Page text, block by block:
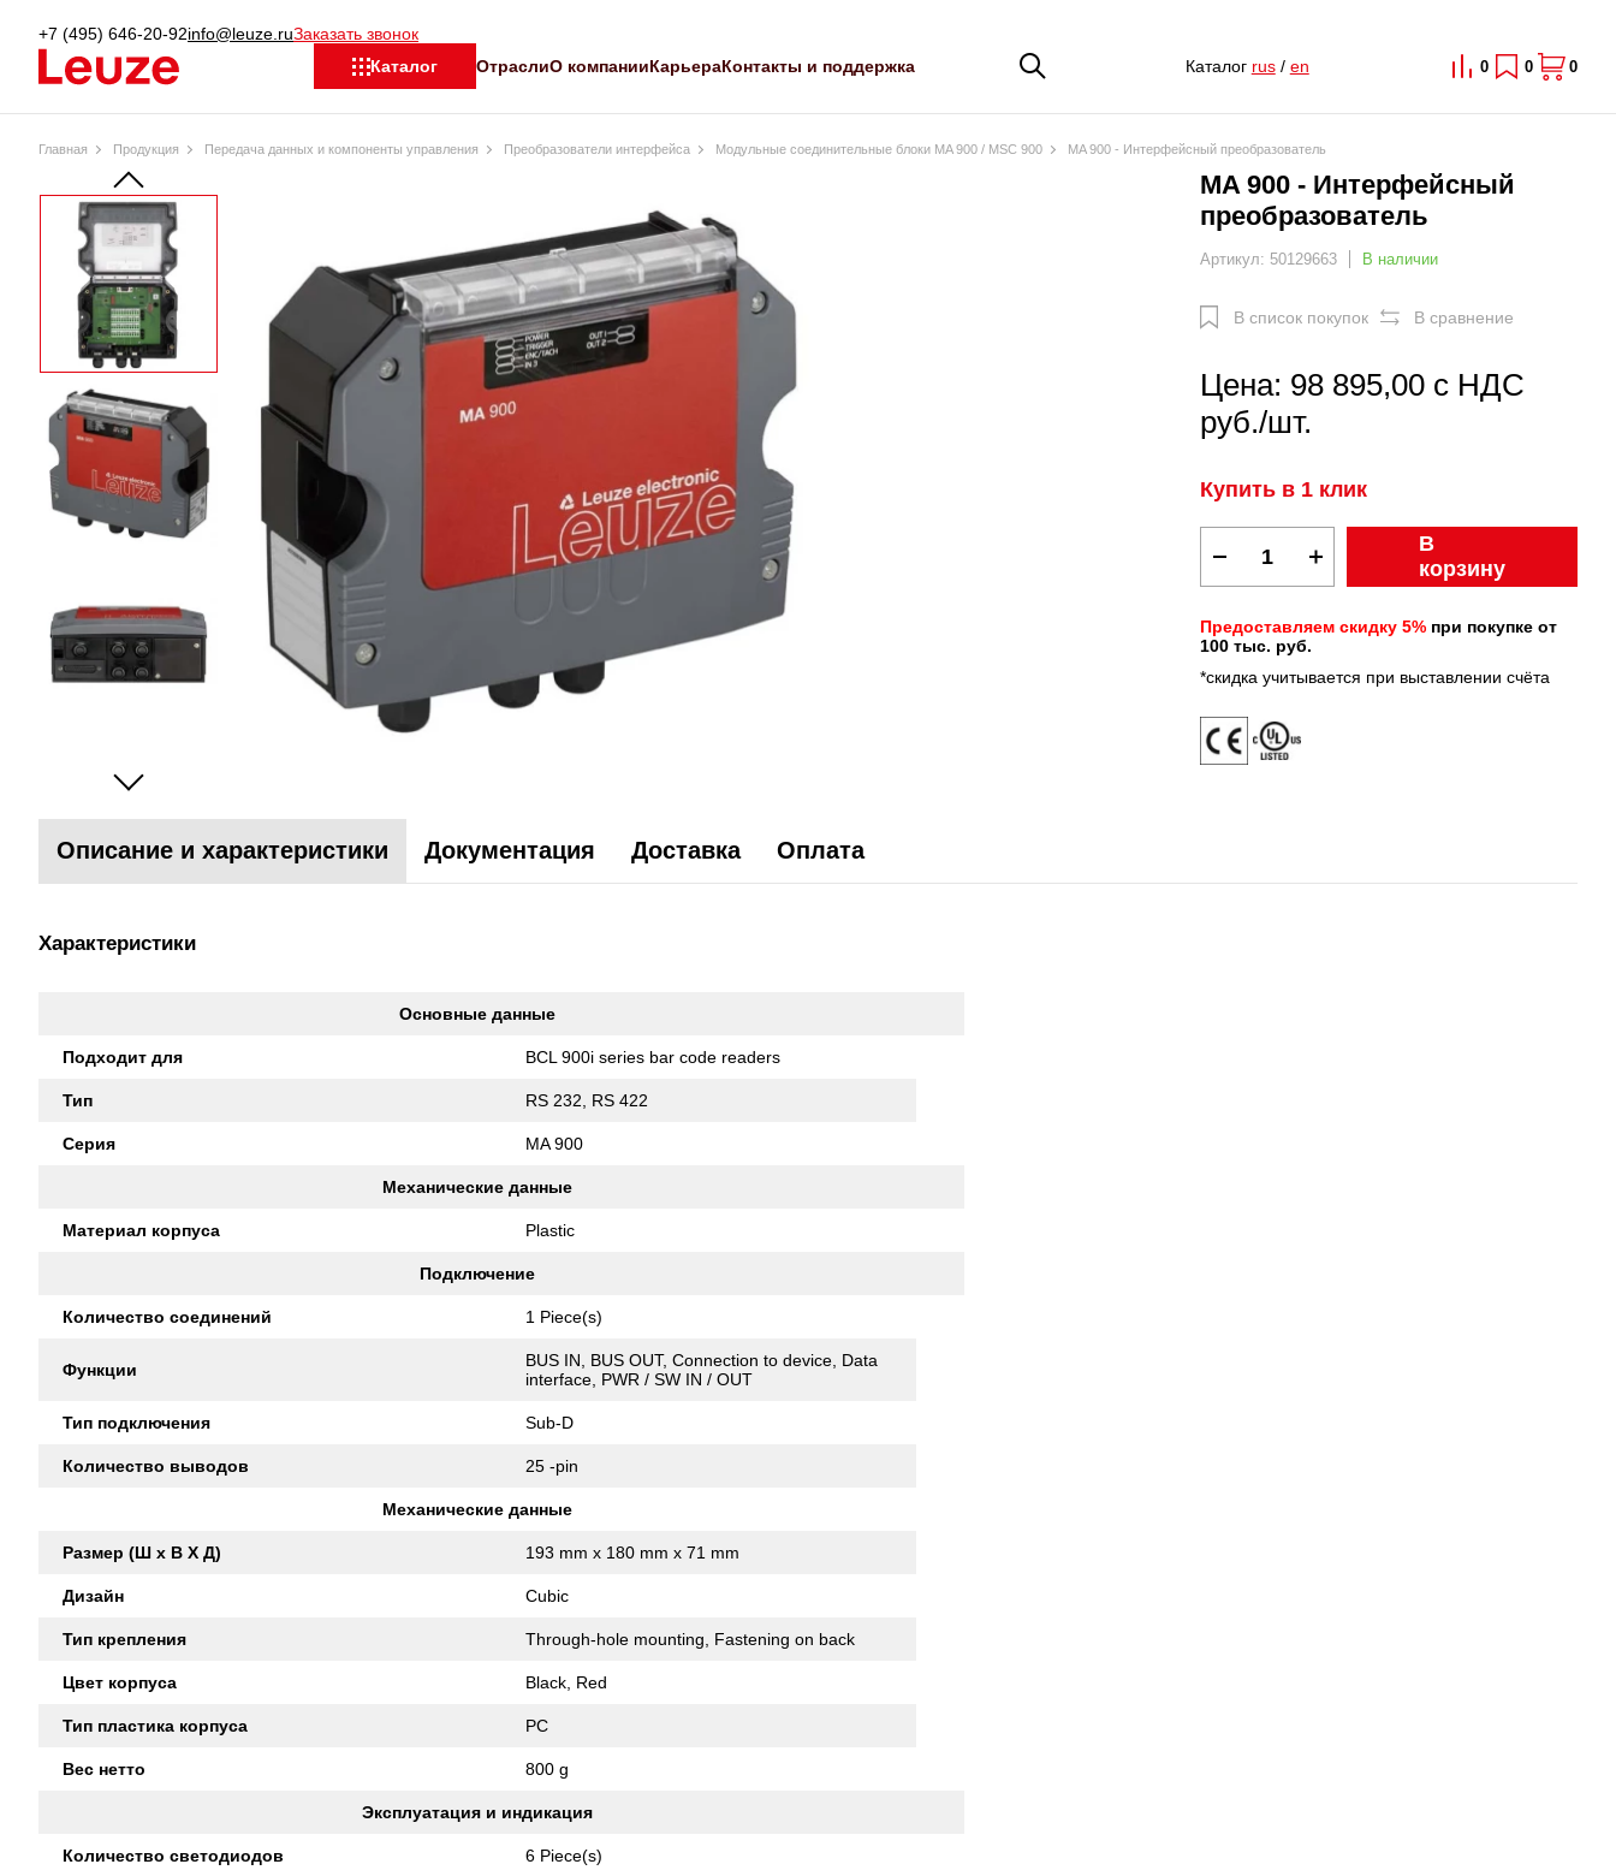
+7 (495) 646-20-92info@leuze.ruЗаказать звонок
Каталог
ОтраслиО компанииКарьераКонтакты и поддержка Каталог rus/ en 0 0 0
Главная Продукция Передача данных и компоненты управления Преобразователи интерфейса Модульные соединительные блоки MA 900 / MSC 900 MA 900 - Интерфейсный преобразователь
MA 900 - Интерфейсный
преобразователь
Артикул: 50129663 В наличии
В список покупок В сравнение
Цена: 98 895,00 с НДС
руб./шт.
Купить в 1 клик
В
корзину
Предоставляем скидку 5% при покупке от
100 тыс. руб.
*скидка учитывается при выставлении счёта
Описание и характеристики Документация Доставка Оплата
Характеристики
Основные данные
Подходит для BCL 900i series bar code readers
Тип RS 232, RS 422
Серия MA 900
Механические данные
Материал корпуса Plastic
Подключение
Количество соединений 1 Piece(s)
Функции
BUS IN, BUS OUT, Connection to device, Data
interface, PWR / SW IN / OUT
Тип подключения Sub-D
Количество выводов 25 -pin
Механические данные
Размер (Ш x В X Д) 193 mm x 180 mm x 71 mm
Дизайн Cubic
Тип крепления Through-hole mounting, Fastening on back
Цвет корпуса Black, Red
Тип пластика корпуса PC
Вес нетто 800 g
Эксплуатация и индикация
Количество светодиодов 6 Piece(s)